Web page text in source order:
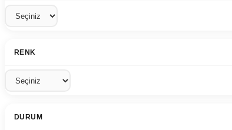
RENK
DURUM